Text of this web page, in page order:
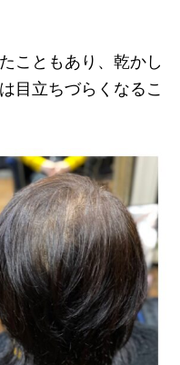
こともあり、乾かし
目立ちづらくなるこ